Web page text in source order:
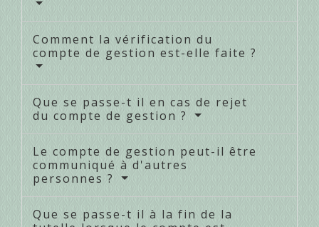
Comment la vérification du
compte de gestion est-elle faite ?
Que se passe-t il en cas de rejet
du compte de gestion ?
Le compte de gestion peut-il être
communiqué à d'autres
personnes ?
Que se passe-t il à la fin de la